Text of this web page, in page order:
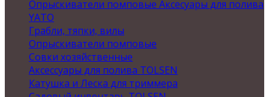
Опрыскиватели помповые Аксесуары для полива
YATO
Грабли, тяпки, вилы
Опрыскиватели помповые
Совки хозяйственные
Аксессуары для полива TOLSEN
Катушка и Леска для триммера